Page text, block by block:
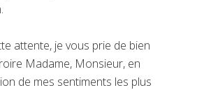
attente, je vous prie de bien
Madame, Monsieur, en
de mes sentiments les plus